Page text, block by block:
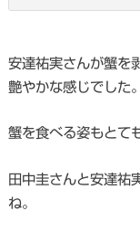
安達祐実さんが蟹を
艶やかな感じでした。
蟹を食べる姿もとて
田中圭さんと安達祐
ね。